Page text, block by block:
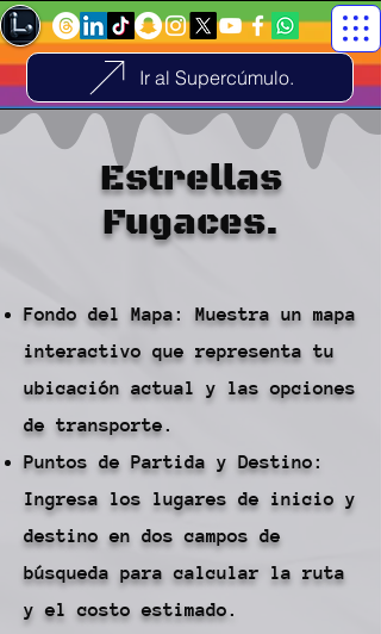
Ir al Supercúmulo.
Estrellas
Fugaces.
Fondo del Mapa: Muestra un mapa
interactivo que representa tu
ubicación actual y las opciones
de transporte.
Puntos de Partida y Destino:
Ingresa los lugares de inicio y
destino en dos campos de
búsqueda para calcular la ruta
y el costo estimado.